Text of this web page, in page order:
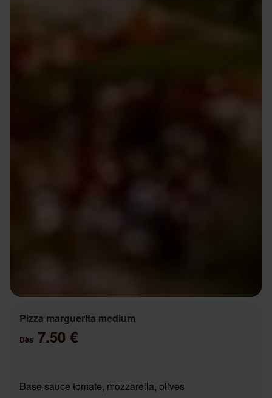
Pizza marguerita medium
Dès 7.50 €
Base sauce tomate, mozzarella, olives